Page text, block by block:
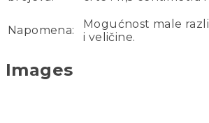
Napomena:
Mogućnost male
i veličine.
Images